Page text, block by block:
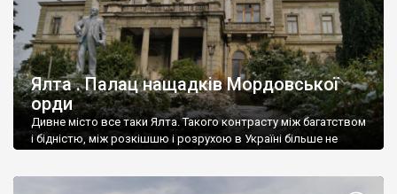
Ялта . Палац нащадків Мордовської
орди
Дивне місто все таки Ялта. Такого контрасту між багатством
і бідністю, між розкішшю і розрухою в Україні більше не